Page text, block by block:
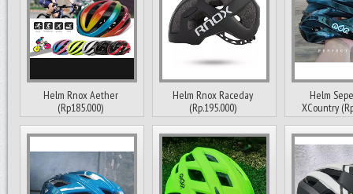
Helm Rnox Aether
(Rp185.000)
Helm Rnox Raceday
(Rp.195.000)
Helm
XCountry